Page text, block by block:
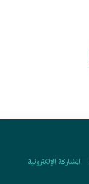
المشاركة الإلكترونية